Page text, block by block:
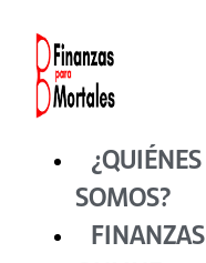
contenido
¿QUIÉNES
SOMOS?
FINANZAS